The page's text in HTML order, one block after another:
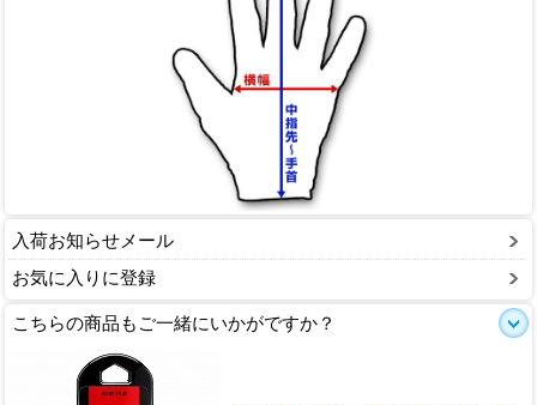
入荷お知らせメール
お気に入りに登録
こちらの商品もご一緒にいかがですか？